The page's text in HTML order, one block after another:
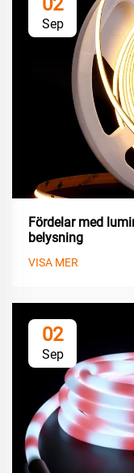
Sep
Fördelar med
belysning
VISA MER
02
Sep